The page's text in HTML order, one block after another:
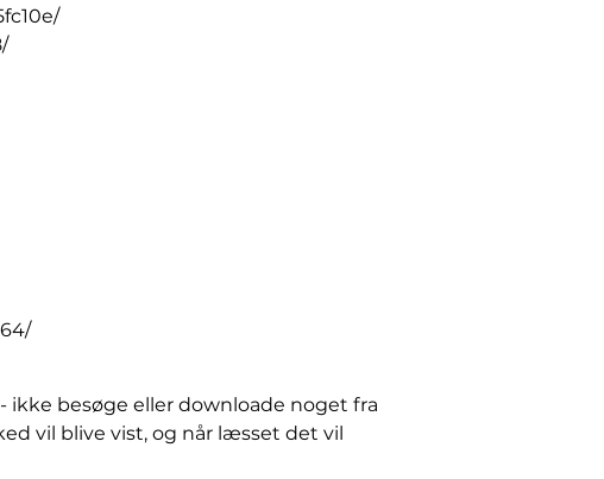
besøge eller downloade noget fra
vil blive vist, og når læsset det vil